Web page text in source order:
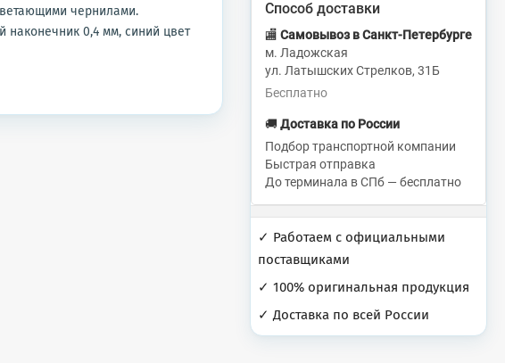
чернилами.
наконечник 0,4 мм, синий цвет
Способ доставки
🏬 Самовывоз в Санкт-Петербурге
м. Ладожская
ул. Латышских Стрелков, 31Б
Бесплатно
🚚 Доставка по России
Подбор транспортной компании
Быстрая отправка
До терминала в СПб — бесплатно
✓ Работаем с официальными
поставщиками
✓ 100% оригинальная продукция
✓ Доставка по всей России